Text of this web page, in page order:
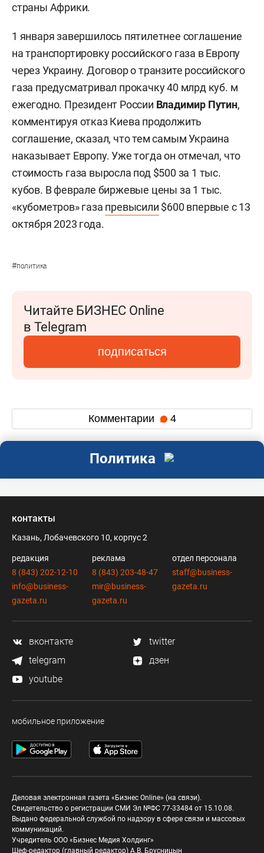
страны Африки.
1 января завершилось пятилетнее соглашение
на транспортировку российского газа в Европу
через Украину. Договор о транзите российского
газа предусматривал прокачку 40 млрд куб. м
ежегодно. Президент России Владимир Путин,
комментируя отказ Киева продолжить
соглашение, сказал, что тем самым Украина
наказывает Европу. Уже тогда он отмечал, что
стоимость газа выросла под $500 за 1 тыс.
кубов. В феврале биржевые цены за 1 тыс.
«кубометров» газа превысили $600 впервые с 13
октября 2023 года.
#политика
Читайте БИЗНЕС Online
в Telegram
подписаться
Комментарии 4
Политика
контакты
Казань, Лобачевского 10, корпус 2
редакция
8 (843) 202-12-10
info@business-
gazeta.ru
реклама
8 (843) 203-48-47
mir@business-
gazeta.ru
отдел персонала
staff@business-
gazeta.ru
вконтакте
twitter
telegram
дзен
youtube
мобильное приложение
Деловая электронная газета «Бизнес Online» (на связи).
Свидетельство о регистрации СМИ Эл №ФС 77-33484 от 15.10.08.
Выдано федеральной службой по надзору в сфере связи и массовых
коммуникаций.
Учредитель ООО «Бизнес Медия Холдинг»
Шеф-редактор (главный редактор) А.В. Брусницын